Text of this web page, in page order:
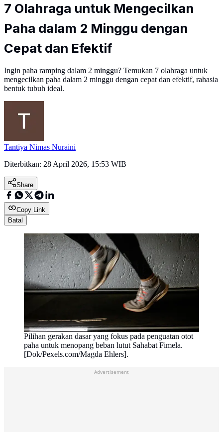
7 Olahraga untuk Mengecilkan
Paha dalam 2 Minggu dengan
Cepat dan Efektif
Ingin paha ramping dalam 2 minggu? Temukan 7 olahraga untuk
mengecilkan paha dalam 2 minggu dengan cepat dan efektif, rahasia
bentuk tubuh ideal.
Tantiya Nimas Nuraini
Diterbitkan: 28 April 2026, 15:53 WIB
Share
Copy Link
Batal
Pilihan gerakan dasar yang fokus pada penguatan otot
paha untuk menopang beban lutut Sahabat Fimela.
[Dok/Pexels.com/Magda Ehlers].